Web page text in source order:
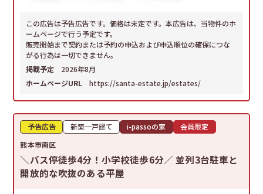
この広告は予告広告です。価格は未定です。本広告は、当物件のホ
ームページで行う予定です。
販売開始まで契約または予約の申込および申込順位の確保につな
がる行為は一切できません。
掲載予定
2026年8月
ホームページURL
https://santa-estate.jp/estates/
予告広告 新築一戸建て i-passoの家
会員限定
熊本市南区
＼バス停徒歩4分！小学校徒歩6分／ 並列3台駐車と
開放的な吹抜のある平屋